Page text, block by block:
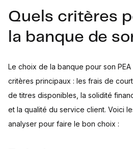
Quels critères
la banque de
Le choix de la banque pour son
critères principaux : les frais de
de titres disponibles, la solidité
et la qualité du service client. Voici
analyser pour faire le bon choix :